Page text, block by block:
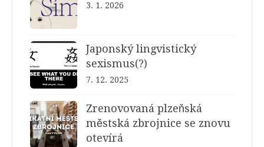
3. 1. 2026
Japonský lingvistický
sexismus(?)
7. 12. 2025
Zrenovovaná plzeňská
městská zbrojnice se znovu
otevírá